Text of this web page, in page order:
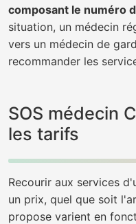
composant le numéro
situation, un médecin
vers un médecin de
recommander les
SOS médecin
les tarifs
Recourir aux services
un prix, quel que soit
propose varient en